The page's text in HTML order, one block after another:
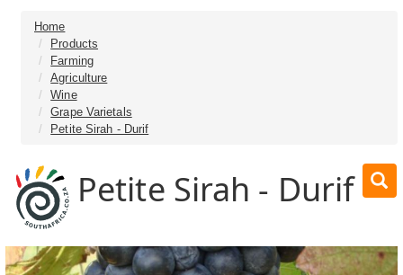
Home
Products
Farming
Agriculture
Wine
Grape Varietals
Petite Sirah - Durif
Petite Sirah - Durif